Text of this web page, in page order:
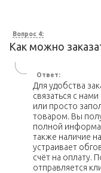
Вопрос 4:
Как можно
Ответ:
Для удобства
связаться с
или просто
товаром. Вы
полной
также наличие
устраивает
счёт на оплату.
отправляется